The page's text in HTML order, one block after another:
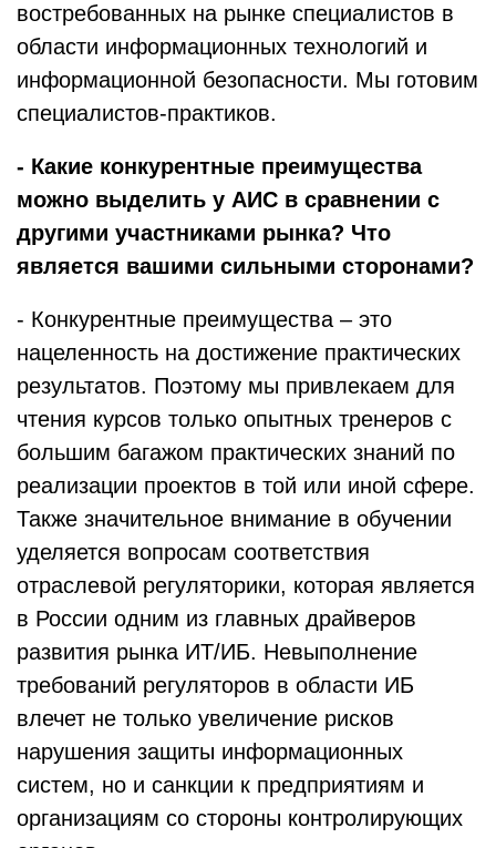
востребованных на рынке специалистов в
области информационных технологий и
информационной безопасности. Мы готовим
специалистов-практиков.
- Какие конкурентные преимущества
можно выделить у АИС в сравнении с
другими участниками рынка? Что
является вашими сильными сторонами?
- Конкурентные преимущества – это
нацеленность на достижение практических
результатов. Поэтому мы привлекаем для
чтения курсов только опытных тренеров с
большим багажом практических знаний по
реализации проектов в той или иной сфере.
Также значительное внимание в обучении
уделяется вопросам соответствия
отраслевой регуляторики, которая является
в России одним из главных драйверов
развития рынка ИТ/ИБ. Невыполнение
требований регуляторов в области ИБ
влечет не только увеличение рисков
нарушения защиты информационных
систем, но и санкции к предприятиям и
организациям со стороны контролирующих